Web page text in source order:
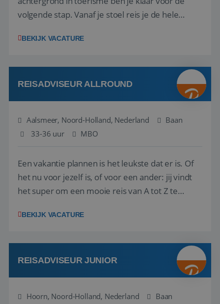
volgende stap. Vanaf je stoel reis je de hele
wensen van je team, je klant en wat er in de
klanten te overtuigen om die droomreis te
boeken! ...
BEKIJK VACATURE
REISADVISEUR ALLROUND
Aalsmeer, Noord-Holland, Nederland
Baan
33-36 uur
MBO
Een vakantie plannen is het leukste dat er is. Of
het nu voor jezelf is, of voor een ander: jij vindt
het super om een mooie reis van A tot Z te
vakantiegangers de meest prachtige plekjes op
werken: of het nu gaat om vragen ...
BEKIJK VACATURE
REISADVISEUR JUNIOR
Hoorn, Noord-Holland, Nederland
Baan